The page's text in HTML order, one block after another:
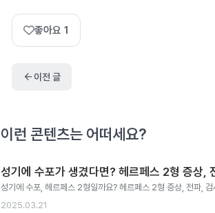
좋아요 1
arrow_back이전 글
이런 콘텐츠는 어떠세요?
성기에 수포가 생겼다면? 헤르페스 2형 증상,
성기에 수포, 헤르페스 2형일까요? 헤르페스 2형 증상, 전파, 검
2025.03.21